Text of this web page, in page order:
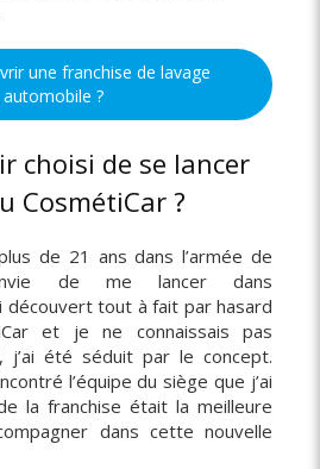
une franchise de lavage
automobile ?
choisi de se lancer
CosmétiCar ?
de 21 ans dans l’armée de
de me lancer dans
découvert tout à fait par hasard
et je ne connaissais pas
j’ai été séduit par le concept.
l’équipe du siège que j’ai
la franchise était la meilleure
dans cette nouvelle